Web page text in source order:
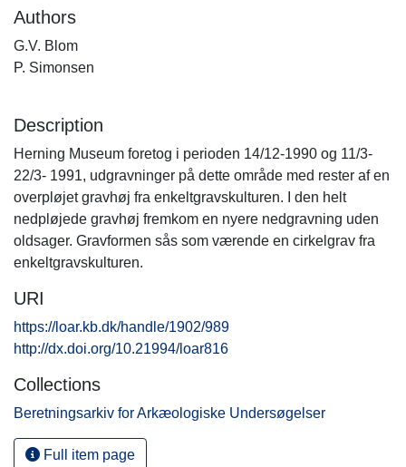
Authors
G.V. Blom
P. Simonsen
Description
Herning Museum foretog i perioden 14/12-1990 og 11/3-
22/3- 1991, udgravninger på dette område med rester af en
overpløjet gravhøj fra enkeltgravskulturen. I den helt
nedpløjede gravhøj fremkom en nyere nedgravning uden
oldsager. Gravformen sås som værende en cirkelgrav fra
enkeltgravskulturen.
URI
https://loar.kb.dk/handle/1902/989
http://dx.doi.org/10.21994/loar816
Collections
Beretningsarkiv for Arkæologiske Undersøgelser
Full item page